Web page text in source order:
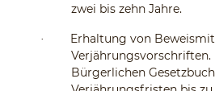
zwei bis zehn Jahre.
·
Erhaltung von
Verjährungsvorschriften.
Bürgerlichen